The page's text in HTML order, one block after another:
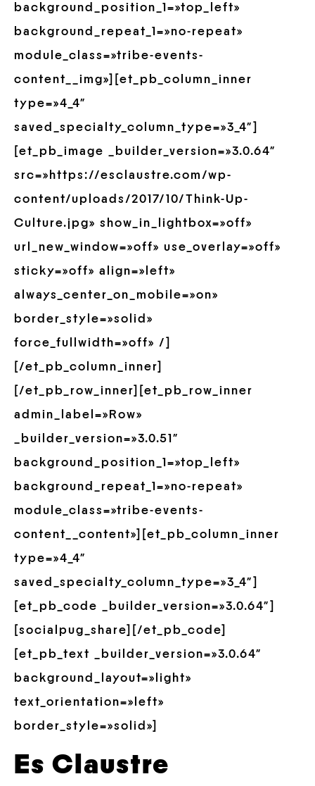
background_position_1=»top_left»
background_repeat_1=»no-repeat»
module_class=»tribe-events-
content__img»][et_pb_column_inner
type=»4_4″
saved_specialty_column_type=»3_4″]
[et_pb_image _builder_version=»3.0.64″
src=»https://esclaustre.com/wp-
content/uploads/2017/10/Think-Up-
Culture.jpg» show_in_lightbox=»off»
url_new_window=»off» use_overlay=»off»
sticky=»off» align=»left»
always_center_on_mobile=»on»
border_style=»solid»
force_fullwidth=»off» /]
[/et_pb_column_inner]
[/et_pb_row_inner][et_pb_row_inner
admin_label=»Row»
_builder_version=»3.0.51″
background_position_1=»top_left»
background_repeat_1=»no-repeat»
module_class=»tribe-events-
content__content»][et_pb_column_inner
type=»4_4″
saved_specialty_column_type=»3_4″]
[et_pb_code _builder_version=»3.0.64″]
[socialpug_share][/et_pb_code]
[et_pb_text _builder_version=»3.0.64″
background_layout=»light»
text_orientation=»left»
border_style=»solid»]
Es Claustre